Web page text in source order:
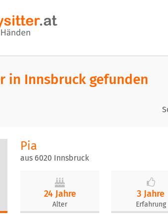
in Innsbruck gefunden
Pia
aus 6020 Innsbruck
24 Jahre
Alter
3 Jahre
Erfahrung